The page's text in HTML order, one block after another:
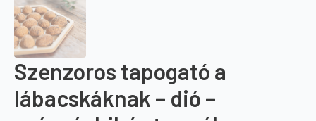
Szenzoros tapogató a
lábacskáknak – dió –